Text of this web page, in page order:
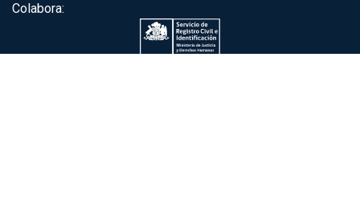
Colabora: